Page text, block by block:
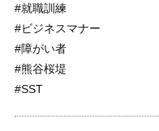
#就職訓練
#ビジネスマナー
#障がい者
#熊谷桜堤
#SST